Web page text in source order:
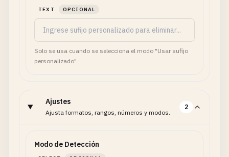
TEXT OPCIONAL
Solo se usa cuando se selecciona el modo "Usar sufijo
personalizado"
Ajustes
Ajusta formatos, rangos, números y modos.
2
Modo de Detección